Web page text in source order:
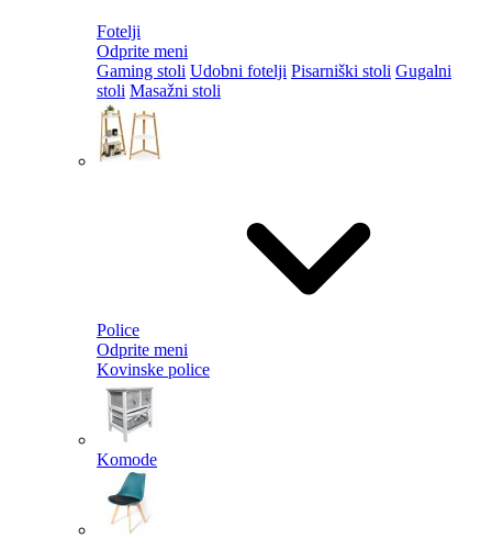
Fotelji
Odprite meni
Gaming stoli Udobni fotelji Pisarniški stoli Gugalni
stoli Masažni stoli
Police
Odprite meni
Kovinske police
Komode